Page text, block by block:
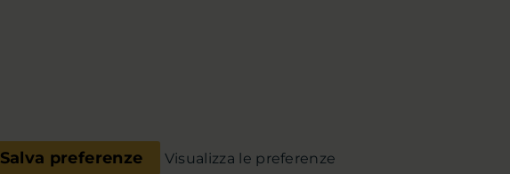
Salva preferenze
Visualizza le preferenze